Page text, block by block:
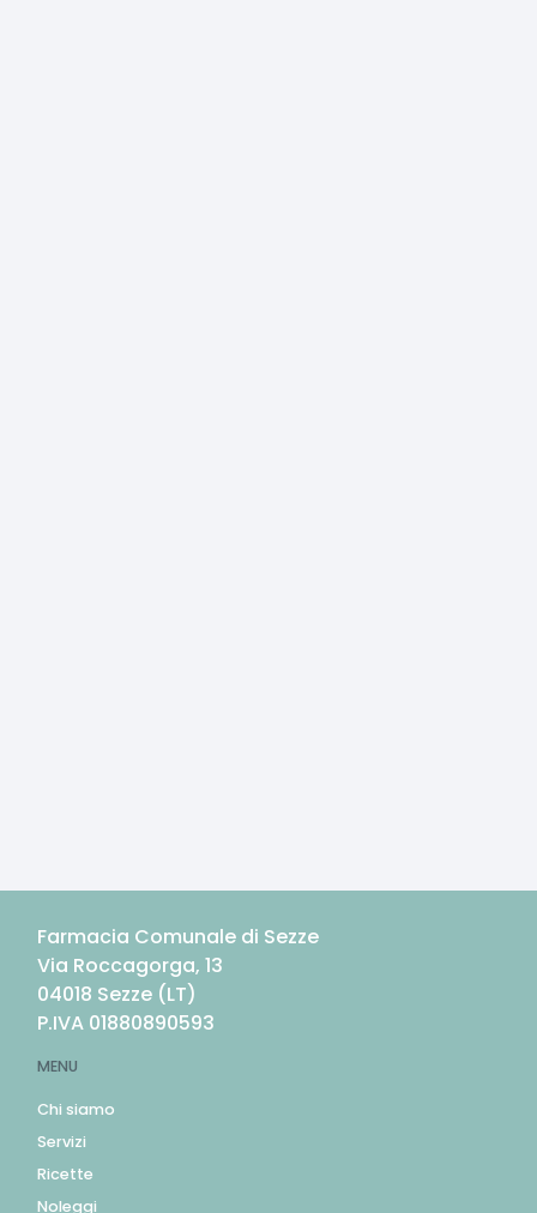
Farmacia Comunale di Sezze
Via Roccagorga, 13
04018 Sezze (LT)
P.IVA 01880890593
MENU
Chi siamo
Servizi
Ricette
Noleggi